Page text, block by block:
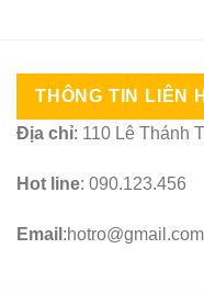
THÔNG TIN LIÊN
Địa chỉ: 110 Lê Thánh
Hot line: 090.123.456
Email :hotro@gmail.com